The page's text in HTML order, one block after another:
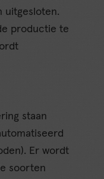
uitgesloten.
productie te
staan
Er wordt
soorten